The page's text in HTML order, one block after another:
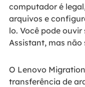
computador é
arquivos e
lo. Você pode
Assistant, mas
O Lenovo
transferência de